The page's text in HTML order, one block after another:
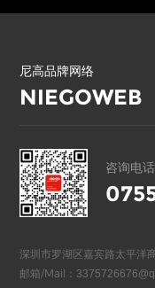
尼高品牌网络
NIEGOWEB
咨询电
深圳市罗湖区嘉宾路太平洋
邮箱/Mail：